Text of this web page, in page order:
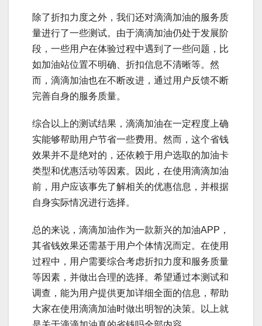
除了折扣力度之外，我们还对滴滴加油的服务质
量进行了一些测试。由于滴滴加油仍处于发展阶
段，一些用户在体验过程中遇到了一些问题，比
如加油站位置不明确、折扣信息不清晰等。然
而，滴滴加油也在不断改进，通过用户反馈不断
完善自身的服务质量。
综合以上的测试结果，滴滴加油在一定程度上确
实能够帮助用户节省一些费用。然而，这个省钱
效果并不是绝对的，还依赖于用户选取的加油卡
类型和优惠活动等因素。因此，在使用滴滴加油
前，用户应该事先了解相关的优惠信息，并根据
自身实际情况进行选择。
总的来说，滴滴加油作为一款新兴的加油APP，
其省钱效果还需基于用户个体情况而定。在使用
过程中，用户需要综合考虑折扣力度和服务质量
等因素，并做出合理的选择。希望通过本测试和
调查，能为用户提供更加详细全面的信息，帮助
大家在使用滴滴加油时做出明智的决策。以上就